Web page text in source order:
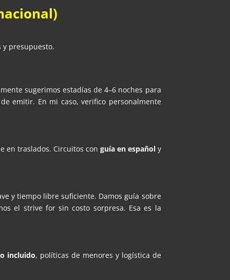
y presupuesto.
sugerimos estadías de 4–6 noches para
emitir. En mi caso, verifico personalmente
en traslados. Circuitos con guía en españoly
y tiempo libre suficiente. Damos guía sobre
el strive for sin costo sorpresa. Esa es la
incluido, políticas de menores y logística de